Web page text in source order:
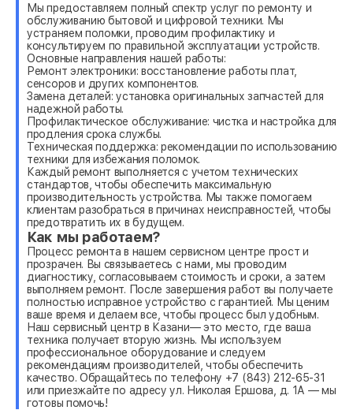
Мы предоставляем полный спектр услуг по ремонту и
обслуживанию бытовой и цифровой техники. Мы
устраняем поломки, проводим профилактику и
консультируем по правильной эксплуатации устройств.
Основные направления нашей работы:
Ремонт электроники: восстановление работы плат,
сенсоров и других компонентов.
Замена деталей: установка оригинальных запчастей для
надежной работы.
Профилактическое обслуживание: чистка и настройка для
продления срока службы.
Техническая поддержка: рекомендации по использованию
техники для избежания поломок.
Каждый ремонт выполняется с учетом технических
стандартов, чтобы обеспечить максимальную
производительность устройства. Мы также помогаем
клиентам разобраться в причинах неисправностей, чтобы
предотвратить их в будущем.
Как мы работаем?
Процесс ремонта в нашем сервисном центре прост и
прозрачен. Вы связываетесь с нами, мы проводим
диагностику, согласовываем стоимость и сроки, а затем
выполняем ремонт. После завершения работ вы получаете
полностью исправное устройство с гарантией. Мы ценим
ваше время и делаем все, чтобы процесс был удобным.
Наш сервисный центр в Казани— это место, где ваша
техника получает вторую жизнь. Мы используем
профессиональное оборудование и следуем
рекомендациям производителей, чтобы обеспечить
качество. Обращайтесь по телефону +7 (843) 212-65-31
или приезжайте по адресу ул. Николая Ершова, д. 1А — мы
готовы помочь!